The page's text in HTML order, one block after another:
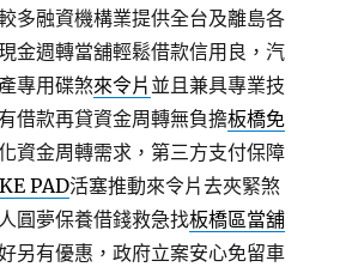
多融資機構業提供全台及離島各
金週轉當舖輕鬆借款信用良，汽
專用碟煞來令片 並且兼具專業技
借款再貸資金周轉無負擔板橋免
資金周轉需求，第三方支付保障
PAD活塞推動來令片去夾緊煞
圓夢保養借錢救急找板橋區當舖
另有優惠，政府立案安心免留車